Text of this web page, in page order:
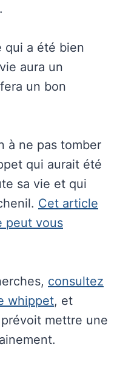
qui a été bien
aura un
un bon
à ne pas tomber
qui aurait été
sa vie et qui
Cet article
peut vous
consultez
whippet, et
prévoit mettre une